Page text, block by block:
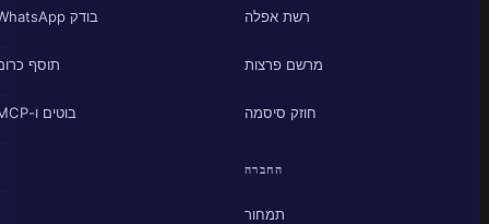
רשת אפלה
מרשם פרצות
חוזק סיסמה
בודק WhatsApp
תוסף כרום
בוטים ו-MCP
החברה
תמחור